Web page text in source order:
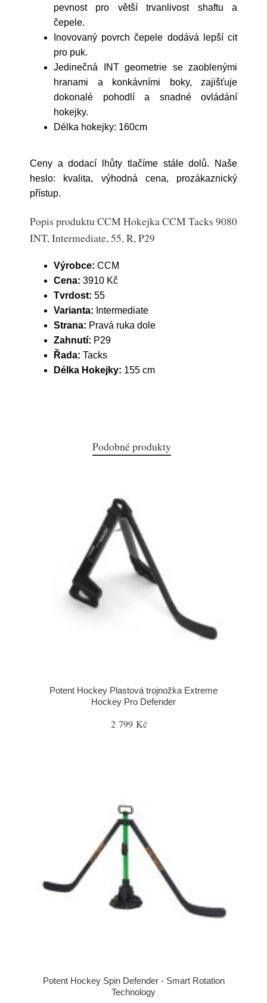
pevnost pro větší trvanlivost shaftu a
čepele.
Inovovaný povrch čepele dodává lepší cit
pro puk.
Jedinečná INT geometrie se zaoblenými
hranami a konkávními boky, zajišťuje
dokonalé pohodlí a snadné ovládání
hokejky.
Délka hokejky: 160cm
Ceny a dodací lhůty tlačíme stále dolů. Naše
heslo: kvalita, výhodná cena, prozákaznický
přístup.
Popis produktu CCM Hokejka CCM Tacks 9080
INT, Intermediate, 55, R, P29
Výrobce: CCM
Cena: 3910 Kč
Tvrdost: 55
Varianta: Intermediate
Strana: Pravá ruka dole
Zahnutí: P29
Řada: Tacks
Délka Hokejky: 155 cm
Podobné produkty
Potent Hockey Plastová trojnožka Extreme
Hockey Pro Defender
2 799 Kč
Potent Hockey Spin Defender - Smart Rotation
Technology